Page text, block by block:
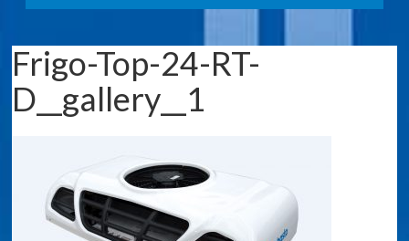
Frigo-Top-24-RT-
D__gallery__1